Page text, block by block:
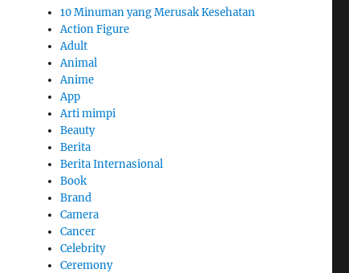
10 Minuman yang Merusak Kesehatan
Action Figure
Adult
Animal
Anime
App
Arti mimpi
Beauty
Berita
Berita Internasional
Book
Brand
Camera
Cancer
Celebrity
Ceremony